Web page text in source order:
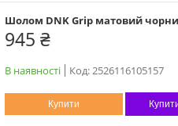
Шолом DNK Grip матовий
945 ₴
В наявності Код:2526116105157
Купити